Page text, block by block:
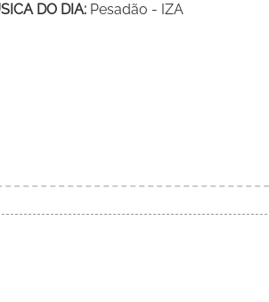
DO DIA: Pesadão - IZA